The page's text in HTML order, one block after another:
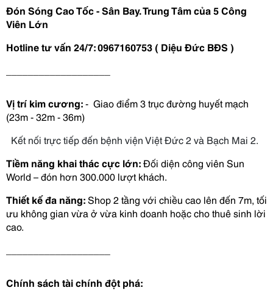
Đón Sóng Cao Tốc - Sân Bay. Trung Tâm của 5 Công
Viên Lớn
Hotline tư vấn 24/7: 0967160753 ( Diệu Đức BĐS )
Vị trí kim cương: -  Giao điểm 3 trục đường huyết mạch
(23m - 32m - 36m)
Kết nối trực tiếp đến bệnh viện Việt Đức 2 và Bạch Mai 2.
Tiềm năng khai thác cực lớn: Đối diện công viên Sun
World – đón hơn 300.000 lượt khách.
Thiết kế đa năng: Shop 2 tầng với chiều cao lên đến 7m, tối
ưu không gian vừa ở vừa kinh doanh hoặc cho thuê sinh lời
cao.
Chính sách tài chính đột phá: